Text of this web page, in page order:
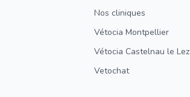
Nos cliniques
Vétocia Montpellier
Vétocia Castelnau le Lez
Vetochat